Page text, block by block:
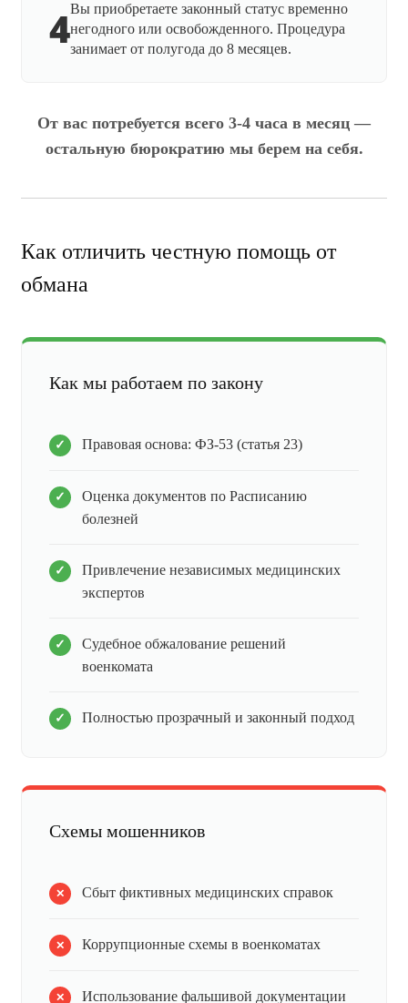
4Вы приобретаете законный статус временно
негодного или освобожденного. Процедура
занимает от полугода до 8 месяцев.
От вас потребуется всего 3-4 часа в месяц —
остальную бюрократию мы берем на себя.
Как отличить честную помощь от
обмана
Как мы работаем по закону
Правовая основа: ФЗ-53 (статья 23)
Оценка документов по Расписанию
болезней
Привлечение независимых медицинских
экспертов
Судебное обжалование решений
военкомата
Полностью прозрачный и законный подход
Схемы мошенников
Сбыт фиктивных медицинских справок
Коррупционные схемы в военкоматах
Использование фальшивой документации